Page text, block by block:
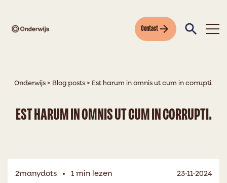
Contact
Onderwijs> Blog posts> Est harum in omnis ut cum in corrupti.
EST HARUM IN OMNIS UT CUM IN CORRUPTI.
2manydots 1 min lezen 23-11-2024